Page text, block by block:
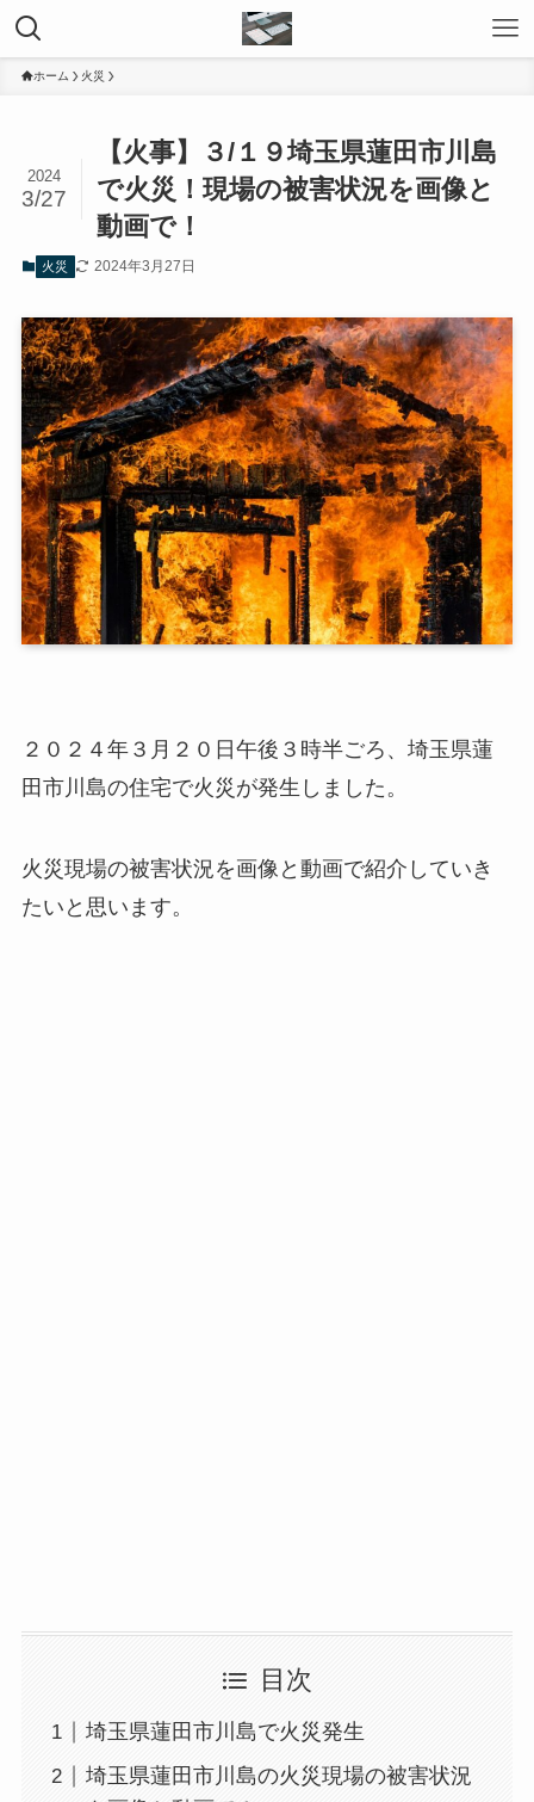
ホーム 火災
【火事】３/１９埼玉県蓮田市川島
で火災！現場の被害状況を画像と
動画で！
2024
3/27
火災 2024年3月27日
２０２４年３月２０日午後３時半ごろ、埼玉県蓮
田市川島の住宅で火災が発生しました。
火災現場の被害状況を画像と動画で紹介していき
たいと思います。
目次
埼玉県蓮田市川島で火災発生
埼玉県蓮田市川島の火災現場の被害状況